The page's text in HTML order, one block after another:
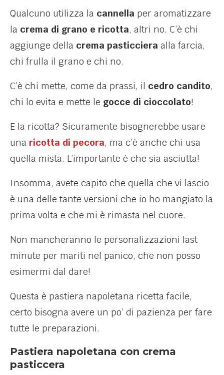
Qualcuno utilizza la cannella per aromatizzare
la crema di grano e ricotta, altri no. C’è chi
aggiunge della crema pasticciera alla farcia,
chi frulla il grano e chi no.
C’è chi mette, come da prassi, il cedro candito,
chi lo evita e mette le gocce di cioccolato!
E la ricotta? Sicuramente bisognerebbe usare
una ricotta di pecora, ma c’è anche chi usa
quella mista. L’importante è che sia asciutta!
Insomma, avete capito che quella che vi lascio
è una delle tante versioni che io ho mangiato la
prima volta e che mi è rimasta nel cuore.
Non mancheranno le personalizzazioni last
minute per mariti nel panico, che non posso
esimermi dal dare!
Questa è pastiera napoletana ricetta facile,
certo bisogna avere un po’ di pazienza per fare
tutte le preparazioni.
Pastiera napoletana con crema
pasticcera